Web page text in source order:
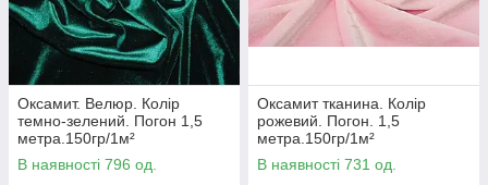
Оксамит. Велюр. Колір
темно-зелений. Погон 1,5
метра.150гр/1м²
В наявності 796 од.
Оксамит тканина. Колір
рожевий. Погон. 1,5
метра.150гр/1м²
В наявності 731 од.